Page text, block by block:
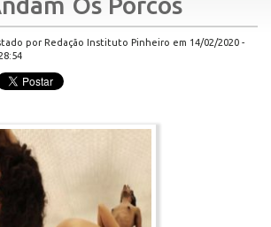
por Redação Instituto Pinheiro em 14/02/2020 -